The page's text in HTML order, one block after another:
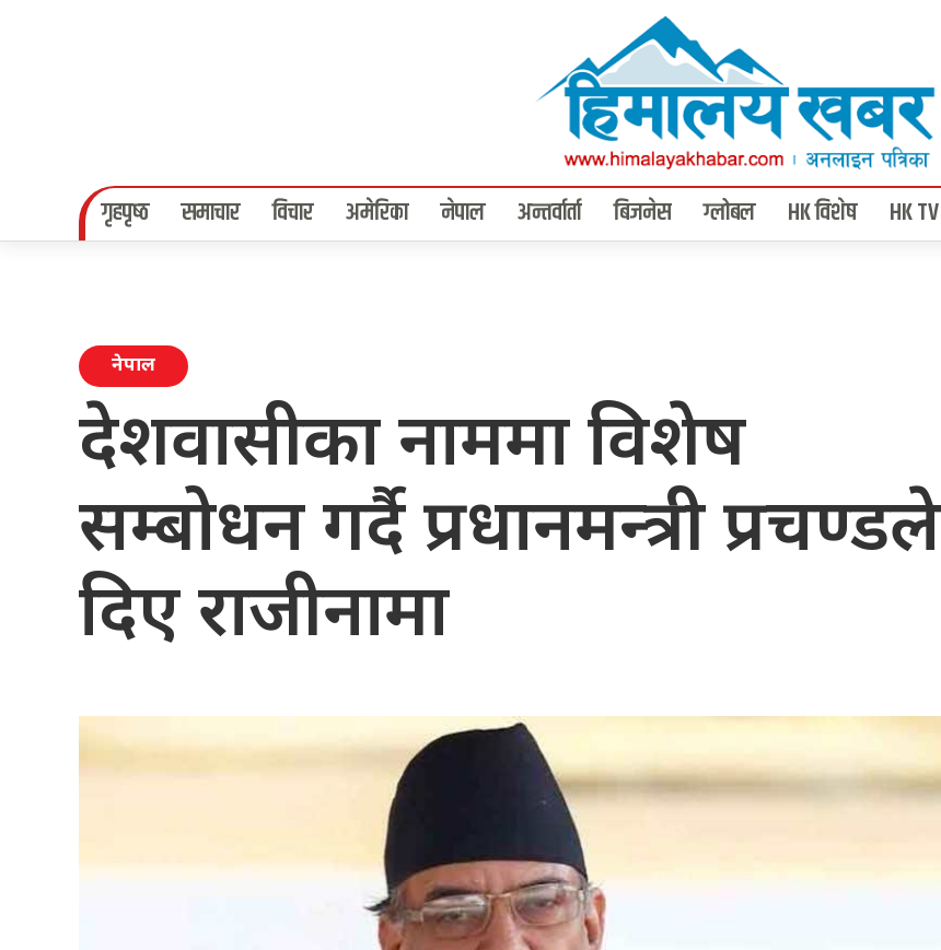
गृहपृष्‍ठ समाचार विचार अमेरिका नेपाल अन्तर्वार्ता बिजनेस ग्लोबल HK विशेष HK TV
नेपाल
देशवासीका नाममा विशेष
सम्बोधन गर्दै प्रधानमन्त्री प्रचण्डले
दिए राजीनामा